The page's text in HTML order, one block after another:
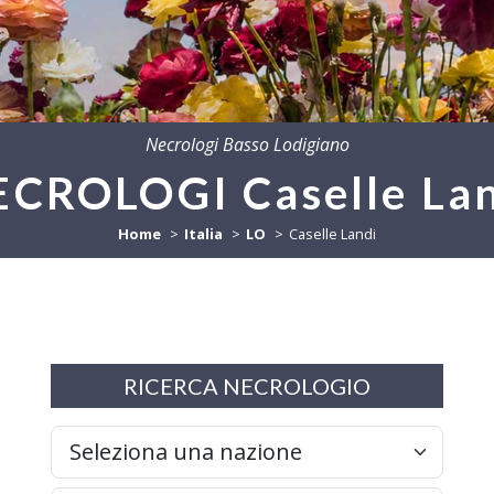
Necrologi Basso Lodigiano
Caselle
Home Italia LO Caselle Landi
RICERCA NECROLOGIO